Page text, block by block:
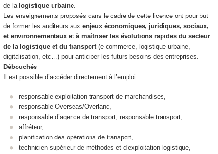
de la logistique urbaine.
Les enseignements proposés dans le cadre de cette licence ont pour but
de former les auditeurs aux enjeux économiques, juridiques, sociaux,
et environnementaux et à maîtriser les évolutions rapides du secteur
de la logistique et du transport(e-commerce, logistique urbaine,
digitalisation, etc…) pour anticiper les futurs besoins des entreprises.
Débouchés
Il est possible d’accéder directement à l’emploi :
responsable exploitation transport de marchandises,
responsable Overseas/Overland,
responsable d’agence de transport, responsable transport,
affréteur,
planification des opérations de transport,
technicien supérieur de méthodes et d’exploitation logistique,